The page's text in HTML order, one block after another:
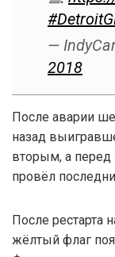
—
2018
После аварии
назад
вторым, а перед
провёл
После рестарта
жёлтый флаг